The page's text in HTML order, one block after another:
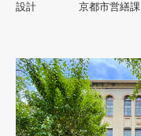
設計 京都市営繕課